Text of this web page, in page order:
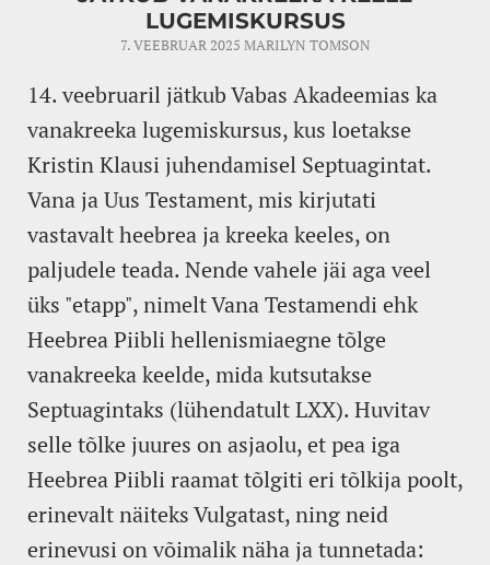
LUGEMISKURSUS
7. VEEBRUAR 2025 MARILYN TOMSON
14. veebruaril jätkub Vabas Akadeemias ka
vanakreeka lugemiskursus, kus loetakse
Kristin Klausi juhendamisel Septuagintat.
Vana ja Uus Testament, mis kirjutati
vastavalt heebrea ja kreeka keeles, on
paljudele teada. Nende vahele jäi aga veel
üks "etapp", nimelt Vana Testamendi ehk
Heebrea Piibli hellenismiaegne tõlge
vanakreeka keelde, mida kutsutakse
Septuagintaks (lühendatult LXX). Huvitav
selle tõlke juures on asjaolu, et pea iga
Heebrea Piibli raamat tõlgiti eri tõlkija poolt,
erinevalt näiteks Vulgatast, ning neid
erinevusi on võimalik näha ja tunnetada: